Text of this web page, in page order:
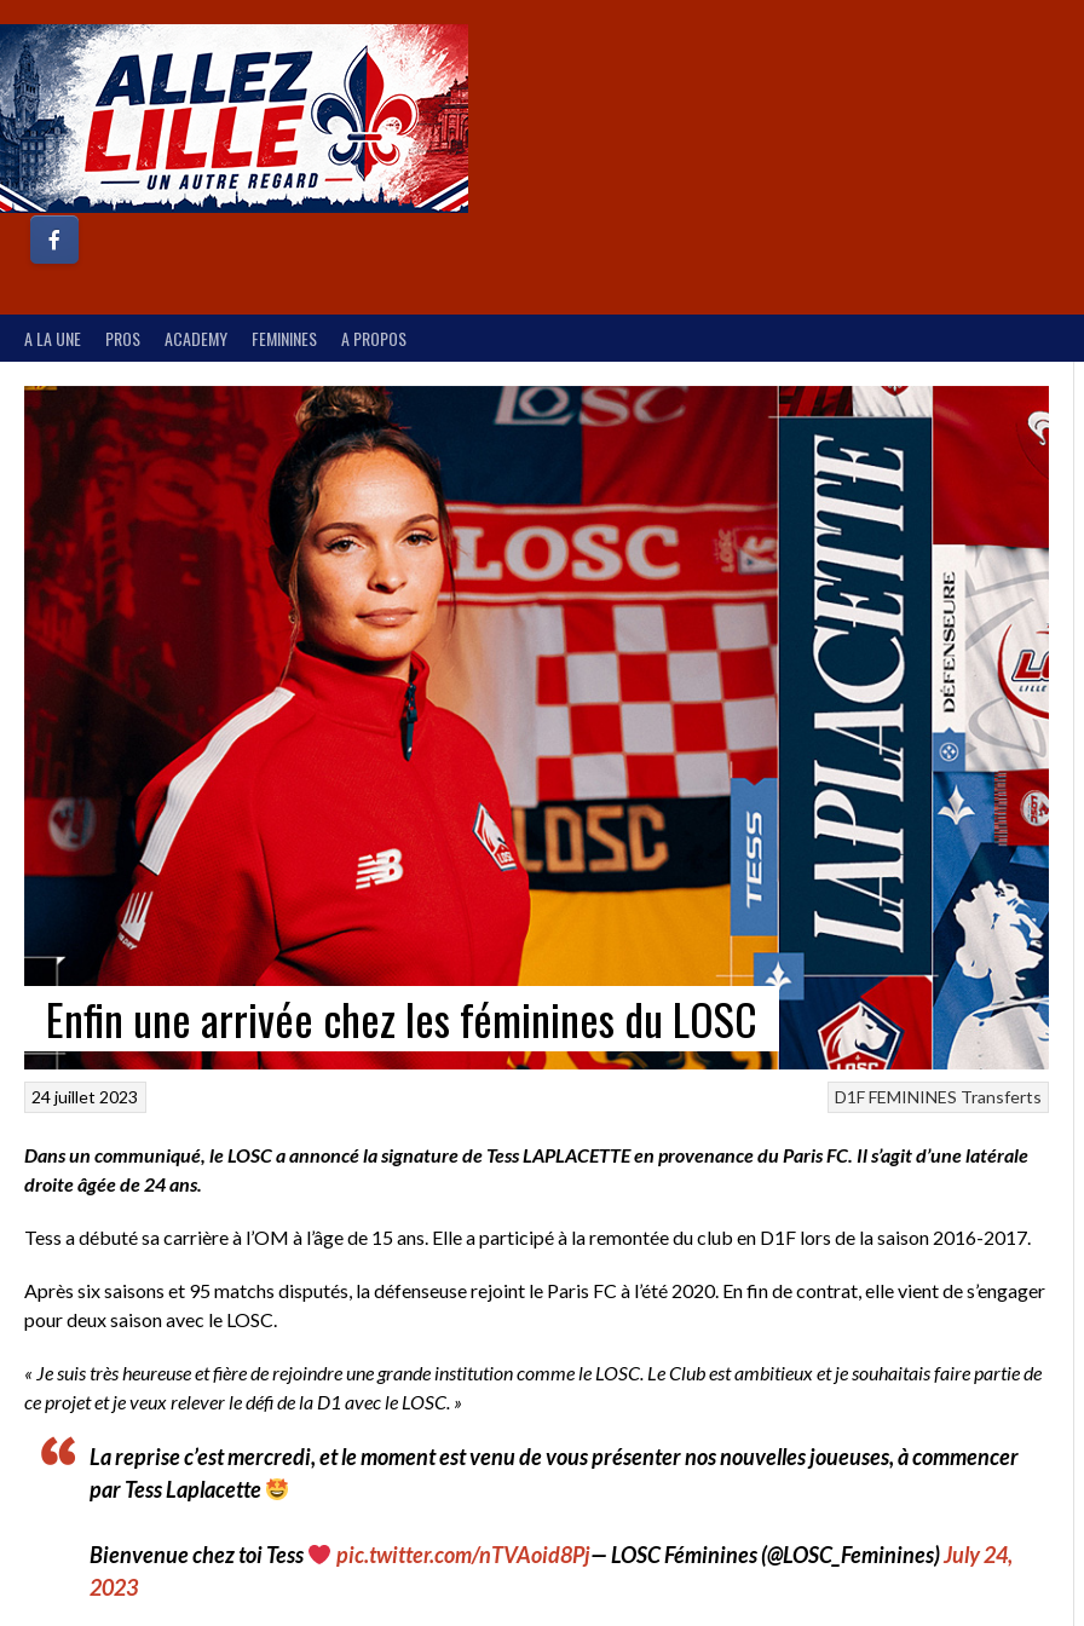
A LA UNE PROS ACADEMY FEMININES A PROPOS
Enfin une arrivée chez les féminines du LOSC
D1FFEMININES Transferts
24 juillet 2023
Dans un communiqué, le LOSC a annoncé la signature de Tess LAPLACETTE en provenance du Paris FC. Il s’agit d’une latérale
droite âgée de 24 ans.
Tess a débuté sa carrière à l’OM à l’âge de 15 ans. Elle a participé à la remontée du club en D1F lors de la saison 2016-2017.
Après six saisons et 95 matchs disputés, la défenseuse rejoint le Paris FC à l’été 2020. En fin de contrat, elle vient de s’engager
pour deux saison avec le LOSC.
« Je suis très heureuse et fière de rejoindre une grande institution comme le LOSC. Le Club est ambitieux et je souhaitais faire partie de
ce projet et je veux relever le défi de la D1 avec le LOSC. »
La reprise c’est mercredi, et le moment est venu de vous présenter nos nouvelles joueuses, à commencer
par Tess Laplacette
Bienvenue chez toi Tess pic.twitter.com/nTVAoid8Pj— LOSC Féminines (@LOSC_Feminines)July 24,
2023